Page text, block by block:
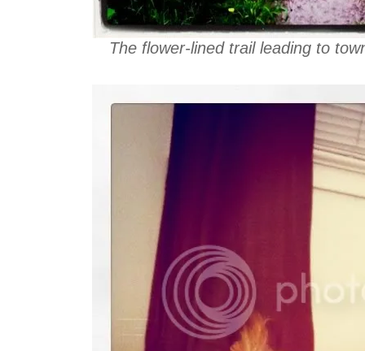
The flower-lined trail leading to